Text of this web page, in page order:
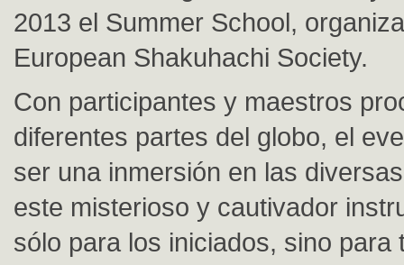
2013 el Summer School,
European Shakuhachi Society.
Con participantes y maestros
diferentes partes del globo, el
ser una inmersión en las
este misterioso y cautivador
sólo para los iniciados, sino para